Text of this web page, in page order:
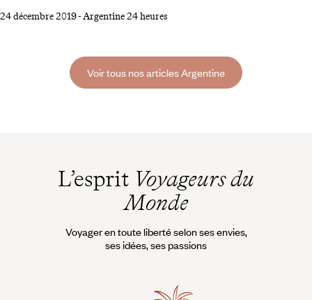
San Francisco et son délicat clocher rose. Ses places ombragées, ses
24 décembre 2019-Argentine 24 heures
Voir tous nos articles Argentine
L’esprit Voyageurs du
Monde
Voyager en toute liberté selon ses envies,
ses idées, ses passions